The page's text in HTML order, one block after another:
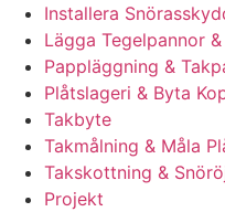
Installera
Lägga Tegelpannor
Pappläggning &
Plåtslageri & Byta
Takbyte
Takmålning & Måla
Takskottning &
Projekt